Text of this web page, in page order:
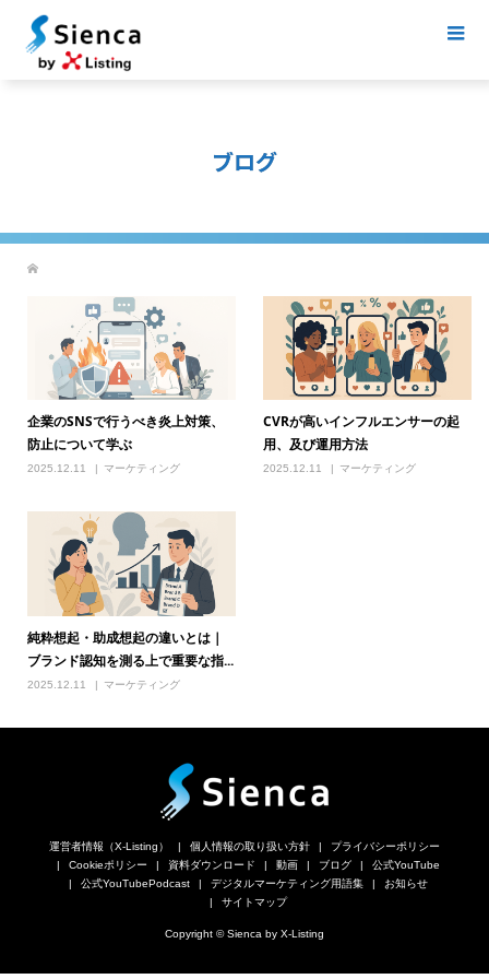
ブログ
企業のSNSで行うべき炎上対策、
防止について学ぶ
2025.12.11 マーケティング
CVRが高いインフルエンサーの起
用、及び運用方法
2025.12.11 マーケティング
純粋想起・助成想起の違いとは｜
ブランド認知を測る上で重要な指...
2025.12.11 マーケティング
運営者情報（X-Listing） 個人情報の取り扱い方針
プライバシーポリシー
Cookieポリシー
資料ダウンロード 動画 ブログ
公式YouTube
公式YouTubePodcast
デジタルマーケティング用語集
お知らせ
サイトマップ
Copyright © Sienca by X-Listing